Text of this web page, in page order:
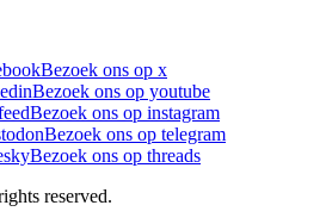
Bezoek ons op x
Bezoek ons op youtube
Bezoek ons op instagram
Bezoek ons op telegram
Bezoek ons op threads
reserved.